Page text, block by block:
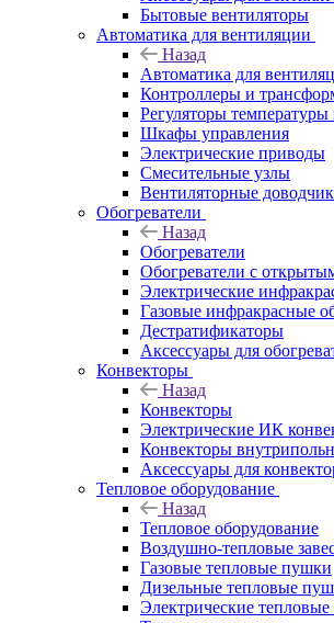
Бытовые вентиляторы
Автоматика для вентиляции
Назад
Автоматика для
Контроллеры и
Регуляторы температуры
Шкафы управления
Электрические приводы
Смесительные узлы
Вентиляторные
Обогреватели
Назад
Обогреватели
Обогреватели с
Электрические
Газовые инфракрасные
Дестратификаторы
Аксессуары для
Конвекторы
Назад
Конвекторы
Электрические ИК
Конвекторы
Аксессуары для
Тепловое оборудование
Назад
Тепловое оборудование
Воздушно-тепловые
Газовые тепловые пушки
Дизельные тепловые
Электрические